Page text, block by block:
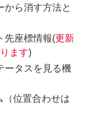
から消す方法と
先座標情報(更新
ます)
ータスを見る機
（位置合わせは